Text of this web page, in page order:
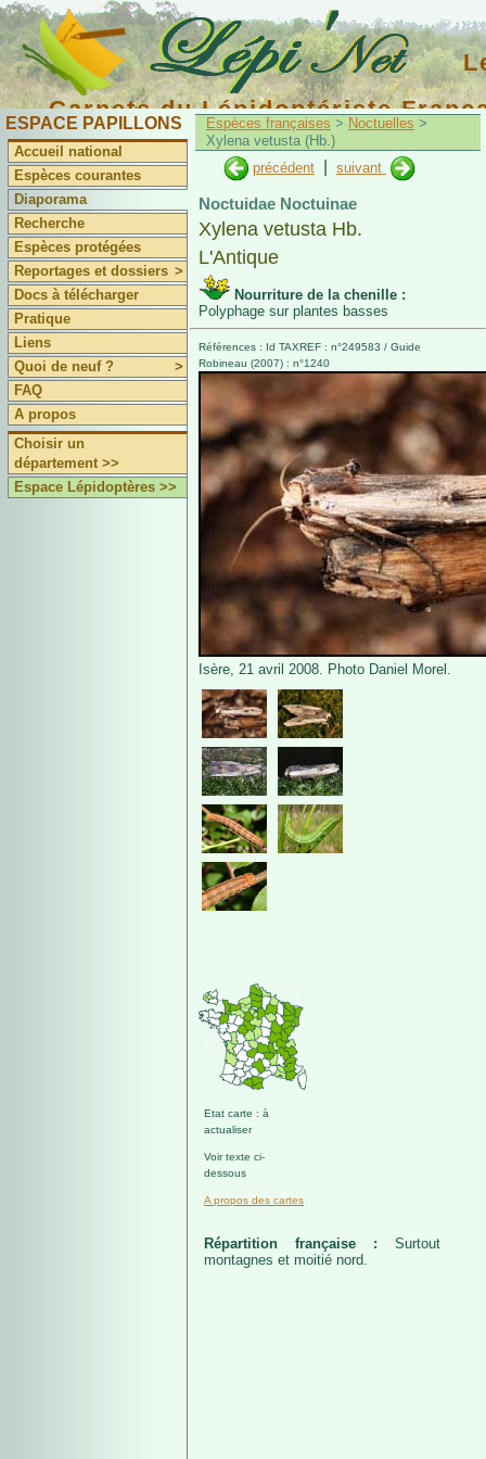
Carnets du Lépidoptériste
ESPACE PAPILLONS
Accueil national
Espèces courantes
Diaporama
Recherche
Espèces protégées
Reportages et dossiers >
Docs à télécharger
Pratique
Liens
Quoi de neuf ?
>
FAQ
A propos
Choisir un
département >>
Espace Lépidoptères >>
Espèces françaises > Noctuelles >
Xylena vetusta (Hb.)
précédent
suivant
Noctuidae Noctuinae
Xylena vetusta Hb.
L'Antique
Nourriture de la chenille :
Polyphage sur plantes basses
Références : Id TAXREF : n°249583 / Guide
Robineau (2007) : n°1240
Isère, 21 avril 2008. Photo Daniel Morel.
Etat carte : à
actualiser
Voir texte ci-
dessous
A propos des cartes
Répartition française : Surtout
montagnes et moitié nord.